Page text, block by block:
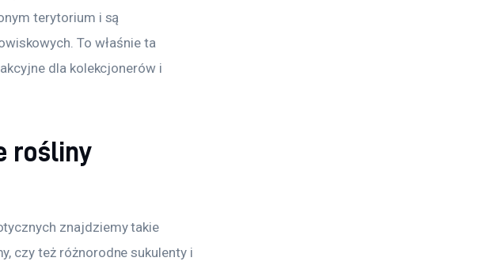
terytorium i są
To właśnie ta
dla kolekcjonerów i
rośliny
znajdziemy takie
czy też różnorodne sukulenty i